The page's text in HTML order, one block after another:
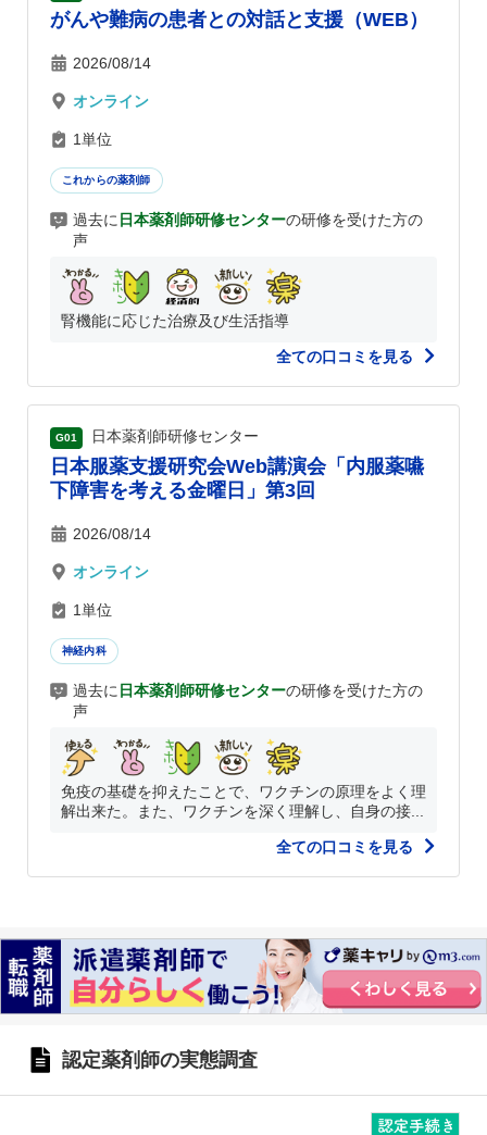
がんや難病の患者との対話と支援（WEB）
2026/08/14
オンライン
1単位
これからの薬剤師
過去に 日本薬剤師研修センターの研修を受けた方の
声
腎機能に応じた治療及び生活指導
全ての口コミを見る
G01 日本薬剤師研修センター
日本服薬支援研究会Web講演会「内服薬嚥
下障害を考える金曜日」第3回
2026/08/14
オンライン
1単位
神経内科
過去に 日本薬剤師研修センターの研修を受けた方の
声
免疫の基礎を抑えたことで、ワクチンの原理をよく理
解出来た。また、ワクチンを深く理解し、自身の接...
全ての口コミを見る
認定薬剤師の実態調査